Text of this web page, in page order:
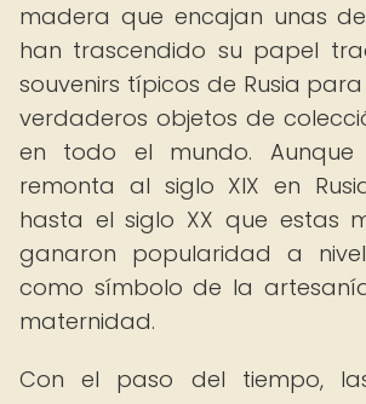
madera que encajan unas
han trascendido su papel
souvenirs típicos de Rusia
verdaderos objetos de
en todo el mundo.
remonta al siglo XIX en
hasta el siglo XX que estas
ganaron popularidad a
como símbolo de la
maternidad.
Con el paso del tiempo,